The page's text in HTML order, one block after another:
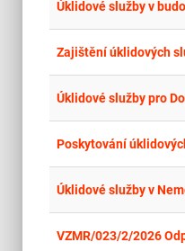
Úklidové služby v
Úklidové služby pro
Poskytování
Úklidové služby v
VZMR/023/2/2026